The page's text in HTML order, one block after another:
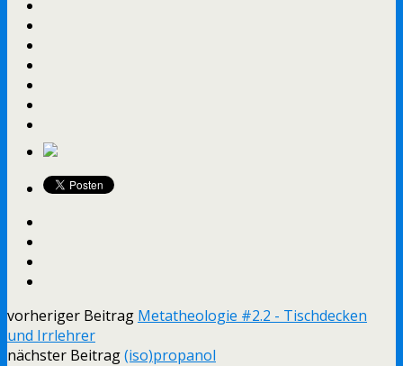
vorheriger Beitrag Metatheologie #2.2 - Tischdecken
und Irrlehrer
nächster Beitrag(iso)propanol